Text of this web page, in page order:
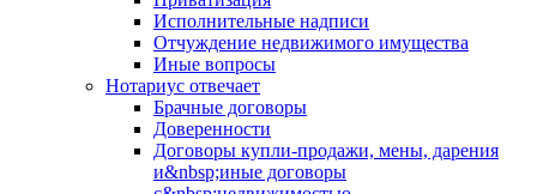
Исполнительные надписи
Отчуждение недвижимого имущества
Иные вопросы
Нотариус отвечает
Брачные договоры
Доверенности
Договоры купли-продажи, мены, дарения
и&nbsp;иные договоры